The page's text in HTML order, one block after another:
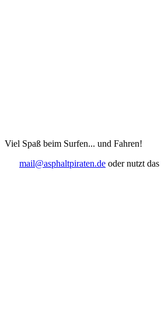
Viel Spaß beim Surfen... und Fahren!
mail@asphaltpiraten.de oder nutzt das